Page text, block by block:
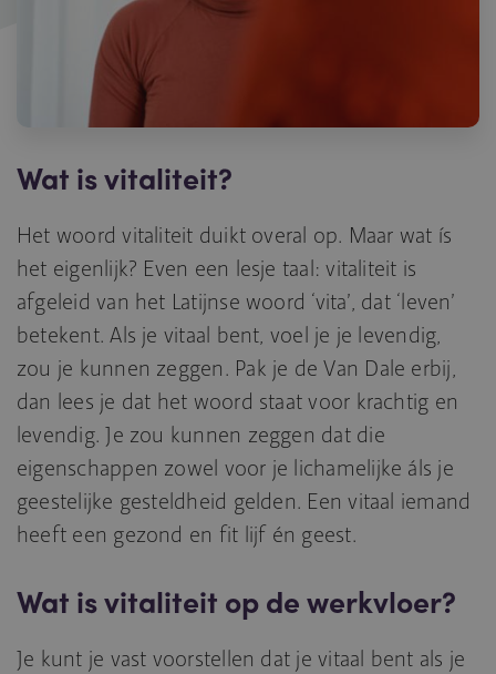
Wat is vitaliteit?
Het woord vitaliteit duikt overal op. Maar wat ís
het eigenlijk? Even een lesje taal: vitaliteit is
afgeleid van het Latijnse woord ‘vita’, dat ‘leven’
betekent. Als je vitaal bent, voel je je levendig,
zou je kunnen zeggen. Pak je de Van Dale erbij,
dan lees je dat het woord staat voor krachtig en
levendig. Je zou kunnen zeggen dat die
eigenschappen zowel voor je lichamelijke áls je
geestelijke gesteldheid gelden. Een vitaal iemand
heeft een gezond en fit lijf én geest.
Wat is vitaliteit op de werkvloer?
Je kunt je vast voorstellen dat je vitaal bent als je